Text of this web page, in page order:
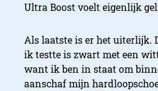
Ultra Boost voelt eigenlijk
Als laatste is er het uiterlijk.
ik testte is zwart met een
want ik ben in staat om
aanschaf mijn